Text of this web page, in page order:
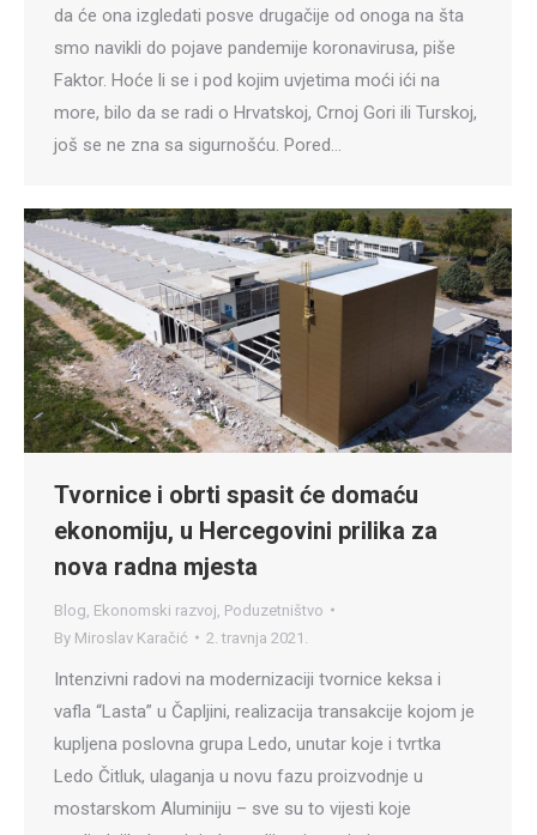
da će ona izgledati posve drugačije od onoga na šta
smo navikli do pojave pandemije koronavirusa, piše
Faktor. Hoće li se i pod kojim uvjetima moći ići na
more, bilo da se radi o Hrvatskoj, Crnoj Gori ili Turskoj,
još se ne zna sa sigurnošću. Pored…
Tvornice i obrti spasit će domaću
ekonomiju, u Hercegovini prilika za
nova radna mjesta
Blog Ekonomski razvoj Poduzetništvo
By Miroslav Karačić 2. travnja 2021.
Intenzivni radovi na modernizaciji tvornice keksa i
vafla “Lasta” u Čapljini, realizacija transakcije kojom je
kupljena poslovna grupa Ledo, unutar koje i tvrtka
Ledo Čitluk, ulaganja u novu fazu proizvodnje u
mostarskom Aluminiju – sve su to vijesti koje